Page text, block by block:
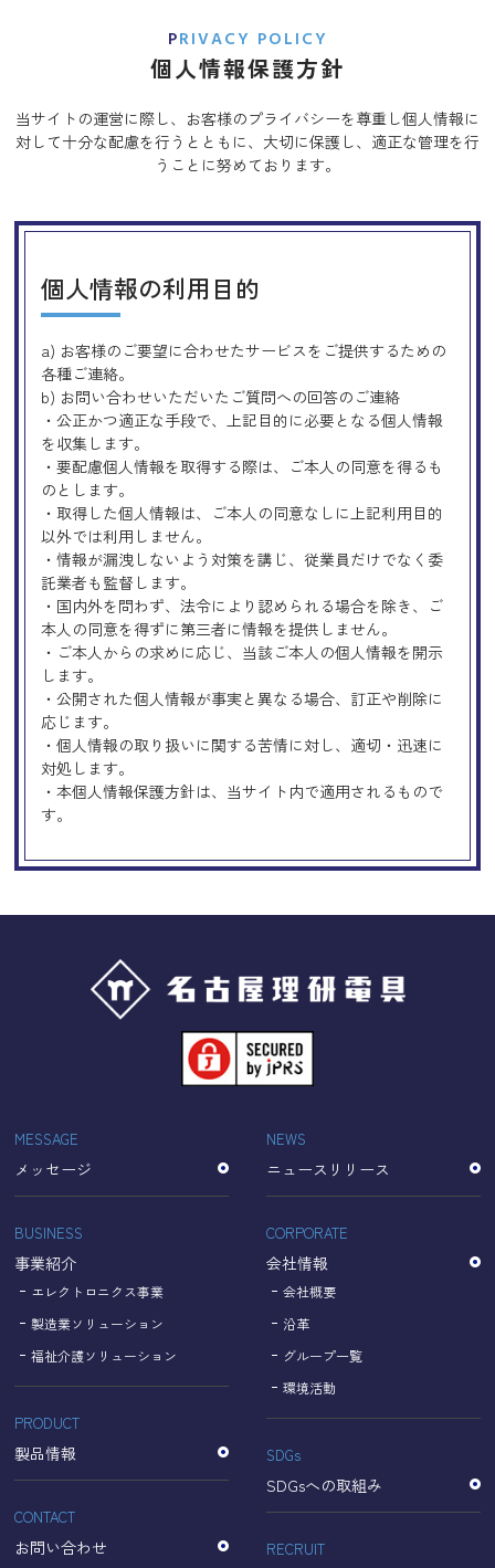
PRIVACY POLICY
個人情報保護方針
当サイトの運営に際し、お客様のプライバシーを尊重し個人情報に
対して十分な配慮を行うとともに、 大切に保護し、適正な管理を行
うことに努めております。
個人情報の利用目的
a) お客様のご要望に合わせたサービスをご提供するための
各種ご連絡。
b) お問い合わせいただいたご質問への回答のご連絡
・公正かつ適正な手段で、上記目的に必要となる個人情報
を収集します。
・要配慮個人情報を取得する際は、ご本人の同意を得るも
のとします。
・取得した個人情報は、ご本人の同意なしに上記利用目的
以外では利用しません。
・情報が漏洩しないよう対策を講じ、従業員だけでなく委
託業者も監督します。
・国内外を問わず、法令により認められる場合を除き、ご
本人の同意を得ずに第三者に情報を提供しません。
・ご本人からの求めに応じ、当該ご本人の個人情報を開示
します。
・公開された個人情報が事実と異なる場合、訂正や削除に
応じます。
・個人情報の取り扱いに関する苦情に対し、適切・迅速に
対処します。
・本個人情報保護方針は、当サイト内で適用されるもので
す。
Googleアナリティクスの使用につい
当サイトでは、より良いサービスの提供、またユーザビリ
ティの向上のため、Googleアナリティクスを使用し、当サ
イトの利用状況などのデータ収集及び解析を行っておりま
す。その際、「Cookie」を通じて、Googleがお客様のIPア
ドレスなどの情報を収集する場合がありますが、
「Cookie」で収集される情報は個人を特定できるものでは
収集されたデータはGoogleのプライバシーポリシーにおい
て管理されます。
なお、当サイトのご利用をもって、上述の方法・目的にお
いてGoogle及び当サイトが行うデータ処理に関し、お客様
【Googleのプライバシーポリシー】
https://policies.google.com/privacy?hl=ja
https://policies.google.com/technologies/partner-sites?
hl=ja
個人情報に関するお問い合わせ窓口
名古屋理研電具株式会社
TEL：052-833-1248
MESSAGE
メッセージ
BUSINESS
事業紹介
エレクトロニクス事業
製造業ソリューション
福祉介護ソリューション
PRODUCT
製品情報
CONTACT
お問い合わせ
NEWS
ニュースリリース
CORPORATE
会社情報
会社概要
沿革
グループ一覧
環境活動
SDGs
SDGsへの取組み
RECRUIT